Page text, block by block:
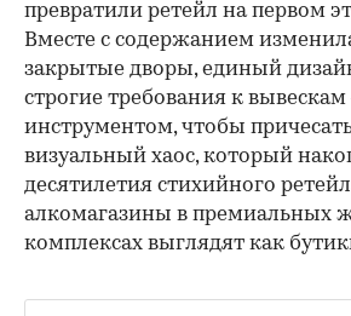
превратили ретейл на первом
Вместе с содержанием
закрытые дворы, единый
строгие требования к вывескам
инструментом, чтобы
визуальный хаос, который
десятилетия стихийного
алкомагазины в премиальных
комплексах выглядят как